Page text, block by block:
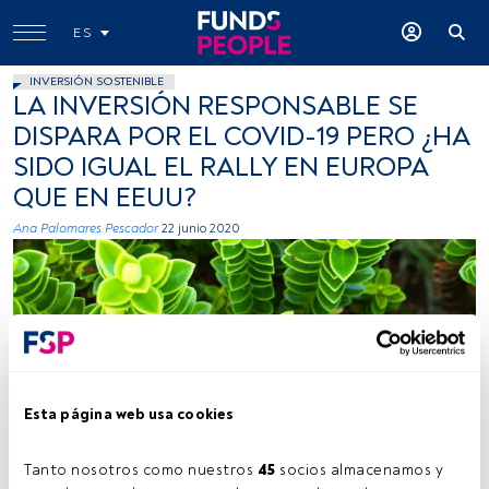
Esta página web usa cookies
Tanto nosotros como nuestros 45 socios almacenamos y
ES
INVERSIÓN SOSTENIBLE
LA INVERSIÓN RESPONSABLE SE
DISPARA POR EL COVID-19 PERO ¿HA
SIDO IGUAL EL RALLY EN EUROPA
QUE EN EEUU?
Ana Palomares Pescador 22 junio 2020
Photo by Christian Bisbo Johnsen on Unsplash Copy